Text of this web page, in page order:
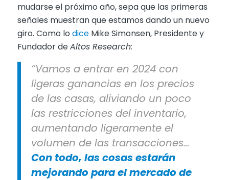
mudarse el próximo año, sepa que las primeras
señales muestran que estamos dando un nuevo
giro. Como lo diceMike Simonsen, Presidente y
Fundador deAltos Research:
“Vamos a entrar en 2024 con
ligeras ganancias en los precios
de las casas, aliviando un poco
las restricciones del inventario,
aumentando ligeramente el
volumen de las transacciones…
Con todo, las cosas estarán
mejorando para el mercado de